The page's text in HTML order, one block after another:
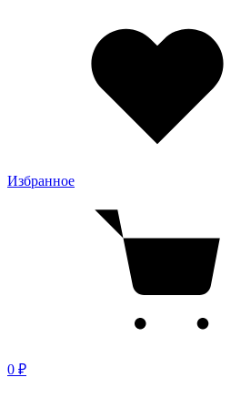
Избранное
0 ₽